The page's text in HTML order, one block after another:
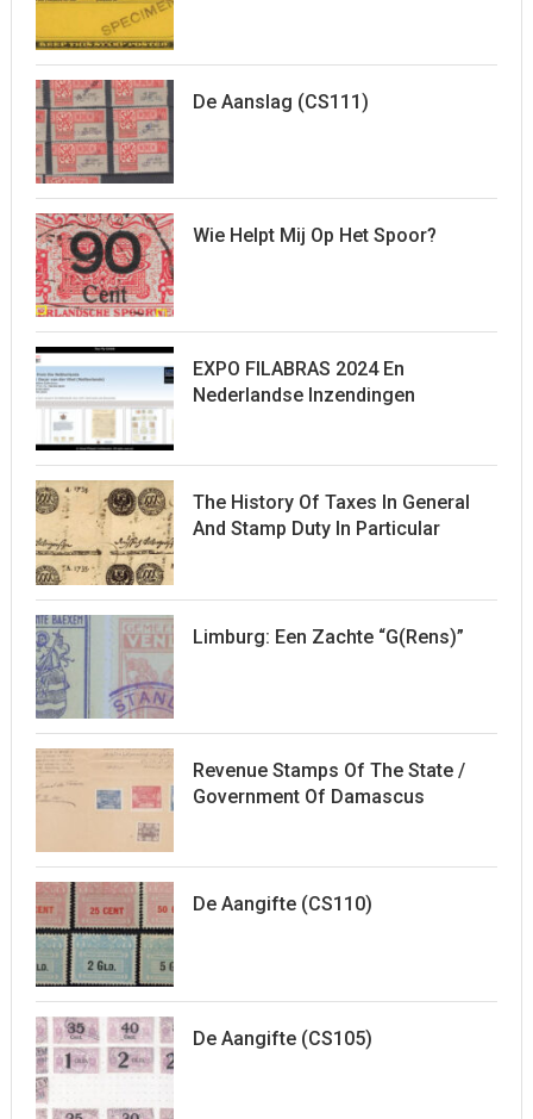
De Aanslag (CS111)
Wie Helpt Mij Op Het Spoor?
EXPO FILABRAS 2024 En
Nederlandse Inzendingen
The History Of Taxes In General
And Stamp Duty In Particular
Limburg: Een Zachte “G(rens)”
Revenue Stamps Of The State /
Government Of Damascus
De Aangifte (CS110)
De Aangifte (CS105)